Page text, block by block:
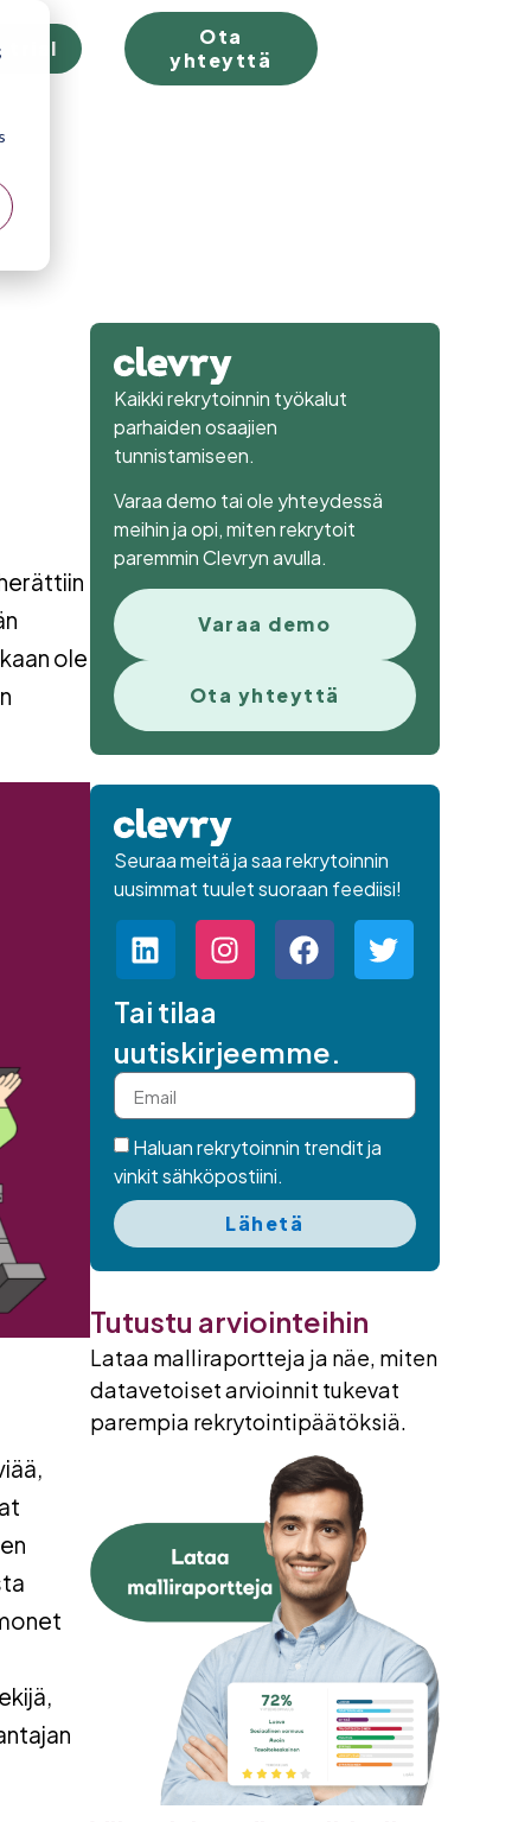
trial
Ota
yhteyttä
ole
Kaikki rekrytoinnin työkalut
parhaiden osaajien
tunnistamiseen.
Varaa demo tai ole yhteydessä
meihin ja opi, miten rekrytoit
paremmin Clevryn avulla.
Varaa demo
Ota yhteyttä
Seuraa meitä ja saa rekrytoinnin
uusimmat tuulet suoraan feediisi!
Tai tilaa
uutiskirjeemme.
Haluan rekrytoinnin trendit ja
vinkit sähköpostiini.
Lähetä
Tutustu arviointeihin
Lataa malliraportteja ja näe, miten
datavetoiset arvioinnit tukevat
parempia rekrytointipäätöksiä.